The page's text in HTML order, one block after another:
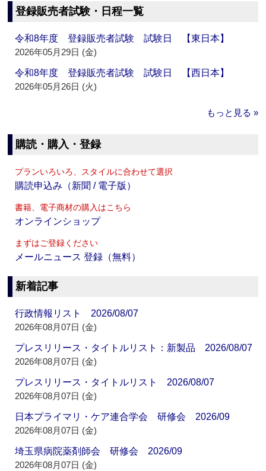
登録販売者試験・日程一覧
令和8年度 登録販売者試験 試験日 【東日本】
2026年05月29日 (金)
令和8年度 登録販売者試験 試験日 【西日本】
2026年05月26日 (火)
もっと見る »
購読・購入・登録
プランいろいろ、スタイルに合わせて選択
購読申込み（新聞 / 電子版）
書籍、電子商材の購入はこちら
オンラインショップ
まずはご登録ください
メールニュース 登録（無料）
新着記事
行政情報リスト 2026/08/07
2026年08月07日 (金)
プレスリリース・タイトルリスト：新製品 2026/08/07
2026年08月07日 (金)
プレスリリース・タイトルリスト 2026/08/07
2026年08月07日 (金)
日本プライマリ・ケア連合学会 研修会 2026/09
2026年08月07日 (金)
埼玉県病院薬剤師会 研修会 2026/09
2026年08月07日 (金)